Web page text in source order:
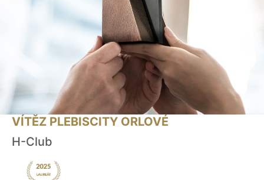
VÍTĚZ PLEBISCITY ORLOVÉ
H-Club